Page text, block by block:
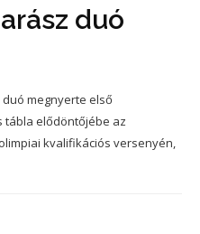
duó
megnyerte első
tábla elődöntőjébe az
kvalifikációs versenyén,